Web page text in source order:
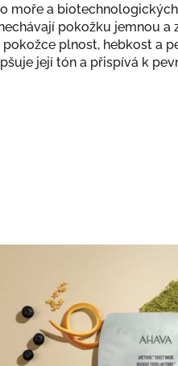
moře a
pokožku jemnou a
plnost, hebkost a
její tón a přispívá k